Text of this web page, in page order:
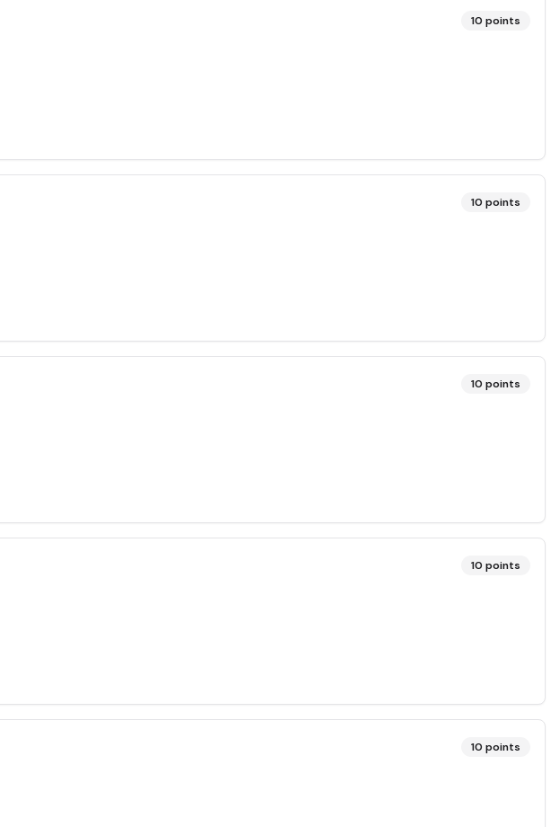
10 points
10 points
10 points
10 points
10 points